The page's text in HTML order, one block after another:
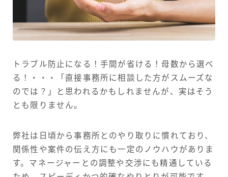
トラブル防止になる！手間が省ける！母数から選べ
る！・・・「直接事務所に相談した方がスムーズな
のでは？」と思われるかもしれませんが、実はそう
とも限りません。
弊社は日頃から事務所とのやり取りに慣れており、
関係性や案件の伝え方にも一定のノウハウがありま
す。マネージャーとの調整や交渉にも精通している